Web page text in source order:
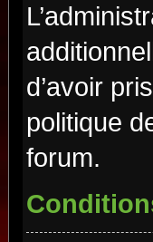
d’avoir
politique
forum.